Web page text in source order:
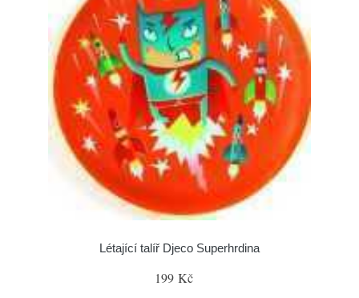
Létající talíř Djeco Superhrdina
199 Kč